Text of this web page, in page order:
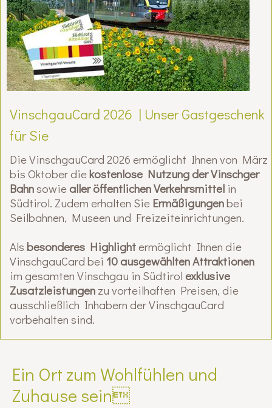
VinschgauCard 2026 | Unser Gastgeschenk
für Sie
Die VinschgauCard 2026 ermöglicht Ihnen von März
bis Oktober diekostenlose Nutzung der Vinschger
Bahnsowiealler öffentlichen Verkehrsmittel in
Südtirol. Zudem erhalten Sie Ermäßigungenbei
Seilbahnen, Museen und Freizeiteinrichtungen.
Als besonderes Highlightermöglicht Ihnen die
VinschgauCard bei 10 ausgewählten Attraktionen
im gesamten Vinschgau in Südtirol exklusive
Zusatzleistungen zu vorteilhaften Preisen, die
ausschließlich Inhabern der VinschgauCard
vorbehalten sind.
Ein Ort zum Wohlfühlen und
Zuhause sein